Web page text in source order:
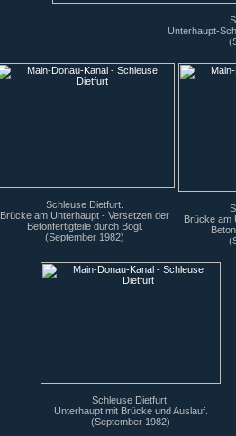
Unterhaupt-
Schleuse Dietfurt.
Brücke am Unterhaupt - Versetzen der
Betonfertigteile durch Bögl.
(September 1982)
Brücke am
Schleuse Dietfurt.
Unterhaupt mit Brücke und Auslauf.
(September 1982)